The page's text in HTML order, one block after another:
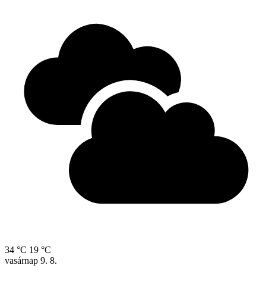
34 °C 19 °C
vasárnap 9. 8.